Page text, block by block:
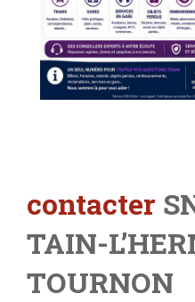
contacter
TAIN-
TOURNON